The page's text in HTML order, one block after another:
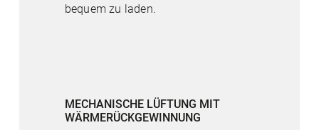
bequem zu laden.
MECHANISCHE LÜFTUNG MIT
WÄRMERÜCKGEWINNUNG